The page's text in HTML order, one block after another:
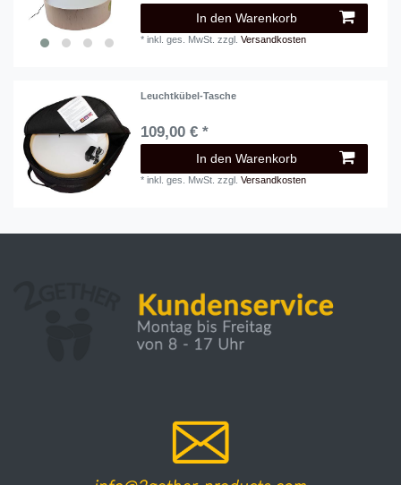
In den Warenkorb
*inkl. ges. MwSt. zzgl.Versandkosten
Leuchtkübel-Tasche
109,00 € *
In den Warenkorb
*inkl. ges. MwSt. zzgl.Versandkosten